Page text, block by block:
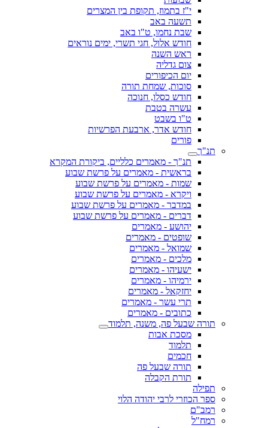
י"ז בתמוז, תקופת בין המצרים
תשעה באב
שבת נחמו, ט"ו באב
חודש אלול, חגי תשרי, ימים נוראים
ראש השנה
צום גדליה
יום הכיפורים
סוכות, שמחת תורה
חודש כסלו, חנוכה
עשרה בטבת
ט"ו בשבט
חודש אדר, ארבעת הפרשיות
פורים
תנ"ך
תנ"ך - מאמרים כלליים, ביקורת המקרא
בראשית - מאמרים על פרשת שבוע
שמות - מאמרים על פרשת שבוע
ויקרא - מאמרים על פרשת שבוע
במדבר - מאמרים על פרשת שבוע
דברים - מאמרים על פרשת שבוע
יהושע - מאמרים
שופטים - מאמרים
שמואל - מאמרים
מלכים - מאמרים
ישעיהו - מאמרים
ירמיהו - מאמרים
יחזקאל - מאמרים
תרי עשר - מאמרים
כתובים - מאמרים
תורה שבעל פה, משנה, תלמוד
מסכת אבות
תלמוד
חכמים
תורה שבעל פה
תורת הקבלה
תפילה
ספר הכוזרי לרבי יהודה הלוי
רמב"ם
רמח"ל